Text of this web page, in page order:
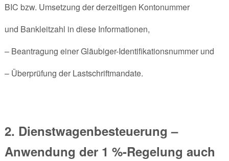
BIC bzw. Umsetzung der derzeitigen Kontonummer
und Bankleitzahl in diese Informationen,
– Beantragung einer Gläubiger-Identifikationsnummer und
– Überprüfung der Lastschriftmandate.
2. Dienstwagenbesteuerung –
Anwendung der 1 %-Regelung auch